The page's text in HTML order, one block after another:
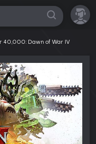
40,000: Dawn of War IV